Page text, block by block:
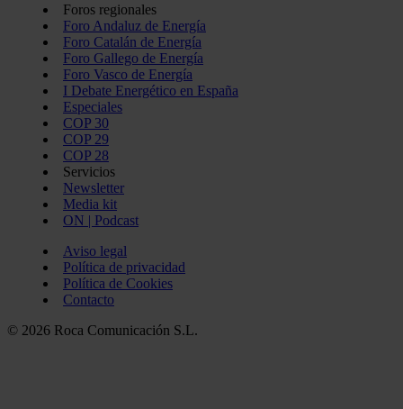
Foros regionales
Foro Andaluz de Energía
Foro Catalán de Energía
Foro Gallego de Energía
Foro Vasco de Energía
I Debate Energético en España
Especiales
COP 30
COP 29
COP 28
Servicios
Newsletter
Media kit
ON | Podcast
Aviso legal
Política de privacidad
Política de Cookies
Contacto
© 2026 Roca Comunicación S.L.